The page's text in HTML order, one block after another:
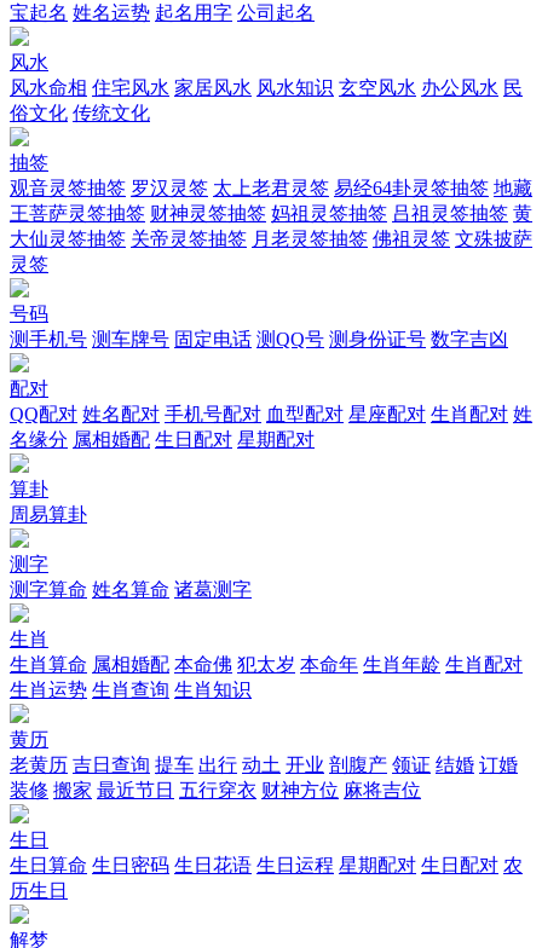
宝起名 姓名运势 起名用字 公司起名
风水
风水命相 住宅风水 家居风水 风水知识 玄空风水 办公风水 民
俗文化 传统文化
抽签
观音灵签抽签 罗汉灵签 太上老君灵签 易经64卦灵签抽签 地藏
王菩萨灵签抽签 财神灵签抽签 妈祖灵签抽签 吕祖灵签抽签 黄
大仙灵签抽签 关帝灵签抽签 月老灵签抽签 佛祖灵签 文殊披萨
灵签
号码
测手机号 测车牌号 固定电话 测QQ号 测身份证号 数字吉凶
配对
QQ配对 姓名配对 手机号配对 血型配对 星座配对 生肖配对 姓
名缘分 属相婚配 生日配对 星期配对
算卦
周易算卦
测字
测字算命 姓名算命 诸葛测字
生肖
生肖算命 属相婚配 本命佛 犯太岁 本命年 生肖年龄 生肖配对
生肖运势 生肖查询 生肖知识
黄历
老黄历 吉日查询 提车 出行 动土 开业 剖腹产 领证 结婚 订婚
装修 搬家 最近节日 五行穿衣 财神方位 麻将吉位
生日
生日算命 生日密码 生日花语 生日运程 星期配对 生日配对 农
历生日
解梦